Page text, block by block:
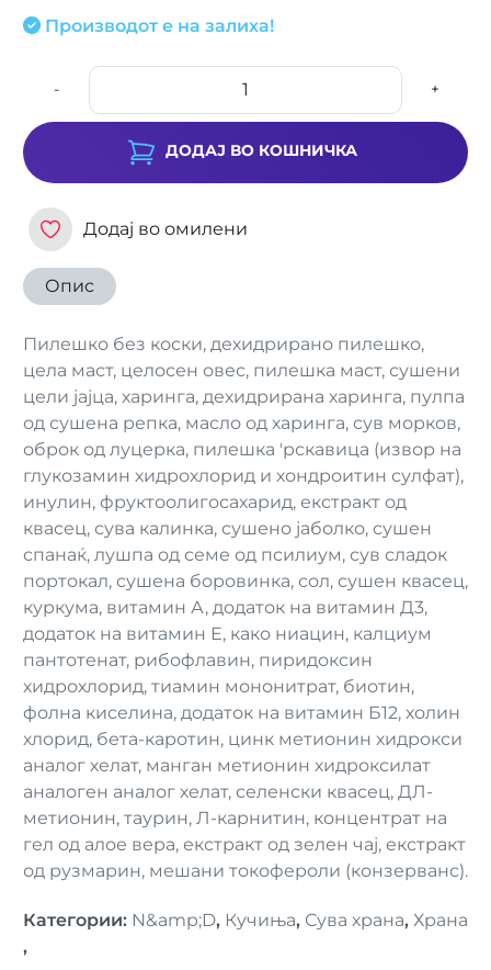
Производот е на залиха!
- +
ДОДАЈ ВО КОШНИЧКА
Додај во омилени
Опис
Пилешко без коски, дехидрирано пилешко,
цела маст, целосен овес, пилешка маст, сушени
цели јајца, харинга, дехидрирана харинга, пулпа
од сушена репка, масло од харинга, сув морков,
оброк од луцерка, пилешка 'рскавица (извор на
глукозамин хидрохлорид и хондроитин сулфат),
инулин, фруктоолигосахарид, екстракт од
квасец, сува калинка, сушено јаболко, сушен
спанаќ, лушпа од семе од псилиум, сув сладок
портокал, сушена боровинка, сол, сушен квасец,
куркума, витамин А, додаток на витамин Д3,
додаток на витамин Е, како ниацин, калциум
пантотенат, рибофлавин, пиридоксин
хидрохлорид, тиамин мононитрат, биотин,
фолна киселина, додаток на витамин Б12, холин
хлорид, бета-каротин, цинк метионин хидрокси
аналог хелат, манган метионин хидроксилат
аналоген аналог хелат, селенски квасец, ДЛ-
метионин, таурин, Л-карнитин, концентрат на
гел од алое вера, екстракт од зелен чај, екстракт
од рузмарин, мешани токофероли (конзерванс).
Категории: N&amp;D, Кучиња, Сува храна, Храна
,